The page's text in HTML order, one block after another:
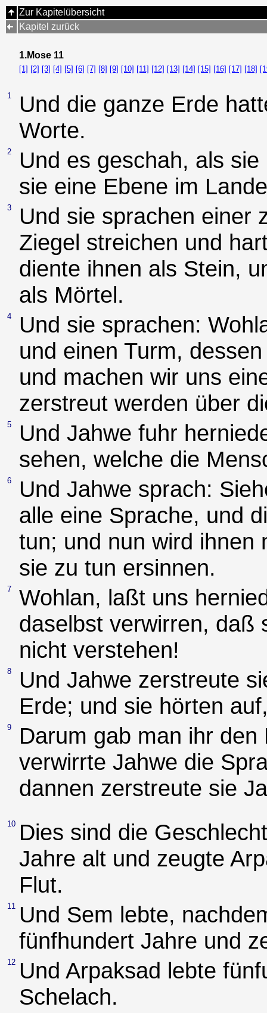
Zur Kapitelübersicht
Kapitel zurück
1.Mose 11
[1] [2] [3] [4] [5] [6] [7] [8] [9] [10] [11] [12] [13] [14] [15] [16] [17] [18]
1
Und die ganze Erde
Worte.
2
Und es geschah, als
sie eine Ebene im
3
Und sie sprachen einer
Ziegel streichen und
diente ihnen als Stein,
als Mörtel.
4
Und sie sprachen:
und einen Turm,
und machen wir uns
zerstreut werden über
5
Und Jahwe fuhr
sehen, welche die
6
Und Jahwe sprach:
alle eine Sprache, und
tun; und nun wird ihnen
sie zu tun ersinnen.
7
Wohlan, laßt uns
daselbst verwirren, daß
nicht verstehen!
8
Und Jahwe zerstreute
Erde; und sie hörten
9
Darum gab man ihr
verwirrte Jahwe die
dannen zerstreute sie
10 Dies sind die
Jahre alt und zeugte
Flut.
11 Und Sem lebte,
fünfhundert Jahre und
12 Und Arpaksad lebte
Schelach.